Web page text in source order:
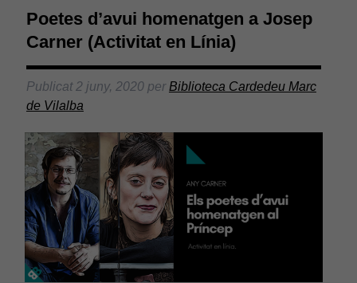
Poetes d’avui homenatgen a Josep
Carner (Activitat en Línia)
Publicat 2 juny, 2020perBiblioteca Cardedeu Marc
de Vilalba